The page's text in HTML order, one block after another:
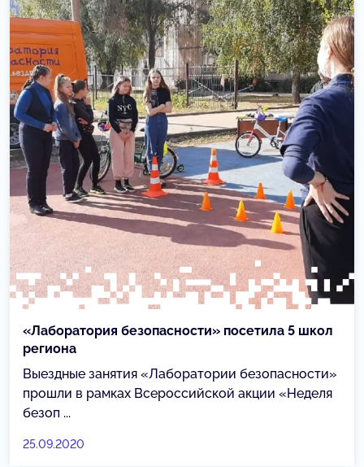
«Лаборатория безопасности» посетила 5 школ
региона
Выездные занятия «Лаборатории безопасности»
прошли в рамках Всероссийской акции «Неделя
безоп ...
25.09.2020